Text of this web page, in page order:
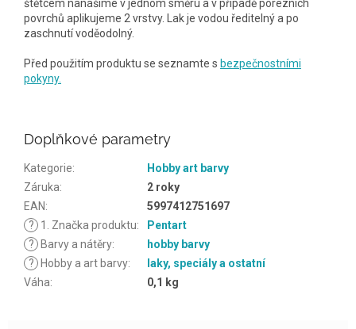
štětcem nanášíme v jednom směru a v případě porézních
povrchů aplikujeme 2 vrstvy. Lak je vodou ředitelný a po
zaschnutí voděodolný.
Před použitím produktu se seznamte s bezpečnostními
pokyny.
Doplňkové parametry
Kategorie:
Hobby art barvy
Záruka:
2 roky
EAN:
5997412751697
?
1. Značka produktu:
Pentart
? Barvy a nátěry:
hobby barvy
? Hobby a art barvy:
laky, speciály a ostatní
Váha: 0,1 kg